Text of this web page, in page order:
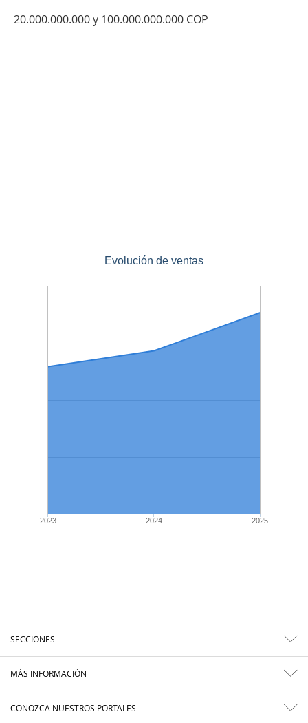
20.000.000.000 y 100.000.000.000 COP
Evolución de ventas
2023 2024 2025
SECCIONES
MÁS INFORMACIÓN
CONOZCA NUESTROS PORTALES